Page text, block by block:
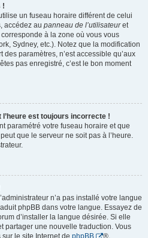
!
un fuseau horaire différent de celui
accédez au panneau de l’utilisateuret
à la zone où vous vous
Sydney, etc.). Notez que la modification
paramètres, n’est accessible qu’aux
pas enregistré, c’est le bon moment
l’heure est toujours incorrecte !
paramétré votre fuseau horaire et que
que le serveur ne soit pas à l’heure.
n’a pas installé votre langue
phpBB dans votre langue. Essayez de
d’installer la langue désirée. Si elle
partager une nouvelle traduction. Vous
le site Internet de phpBB ®.